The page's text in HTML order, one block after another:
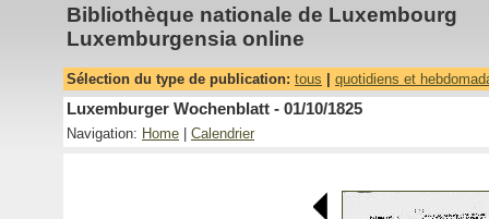
Bibliothèque nationale de Luxembourg
Luxemburgensia online
Sélection du type de publication: tous quotidiens et
Luxemburger Wochenblatt - 01/10/1825
Navigation: Home Calendrier